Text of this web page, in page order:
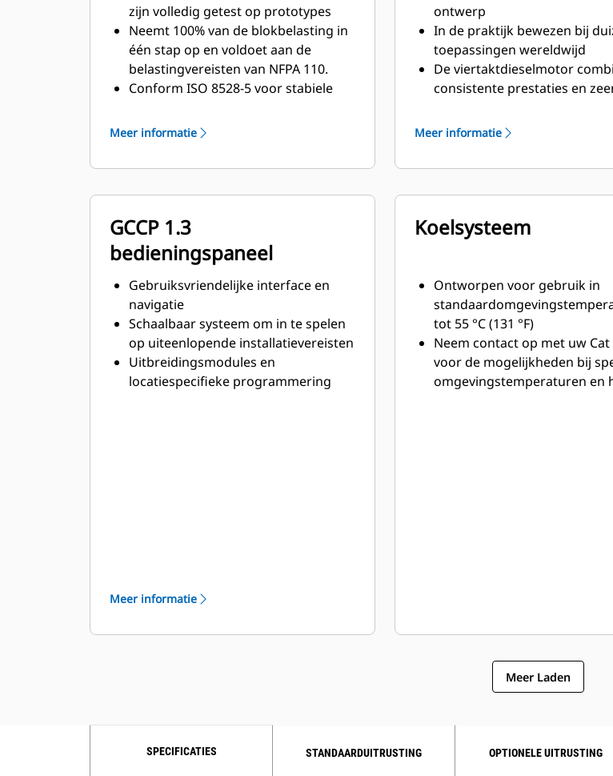
zijn volledig getest op prototypes
Neemt 100% van de blokbelasting in
één stap op en voldoet aan de
belastingvereisten van NFPA 110.
Conform ISO 8528-5 voor stabiele
piekbelasting
Meer informatie
ontwerp
In de praktijk bewezen bij
toepassingen wereldwijd
De viertaktdieselmotor
consistente prestaties en
gewicht
Meer informatie
GCCP 1.3
bedieningspaneel
Gebruiksvriendelijke interface en
navigatie
Schaalbaar systeem om in te spelen
op uiteenlopende installatievereisten
Uitbreidingsmodules en
locatiespecifieke programmering
Meer informatie
Koelsysteem
Ontworpen voor gebruik in
tot 55 °C (131 °F)
Neem contact op met uw
voor de mogelijkheden bij
omgevingstemperaturen en
Meer Laden
SPECIFICATIES STANDAARDUITRUSTING OPTIONELE UITRUSTING